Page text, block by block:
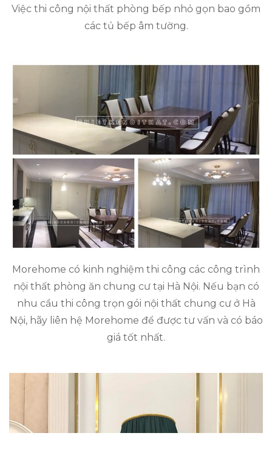
Việc thi công nội thất phòng bếp nhỏ gọn bao gồm
các tủ bếp âm tường.
Morehome có kinh nghiệm thi công các công trình
nội thất phòng ăn chung cư tại Hà Nội. Nếu bạn có
nhu cầu thi công trọn gói nội thất chung cư ở Hà
Nội, hãy liên hệ Morehome để được tư vấn và có báo
giá tốt nhất.